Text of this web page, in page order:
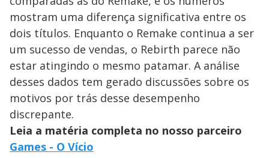
mostram uma diferença significativa entre os
dois títulos. Enquanto o Remake continua a ser
um sucesso de vendas, o Rebirth parece não
estar atingindo o mesmo patamar. A análise
desses dados tem gerado discussões sobre os
motivos por trás desse desempenho
discrepante.
Leia a matéria completa no nosso parceiro
Games - O Vício